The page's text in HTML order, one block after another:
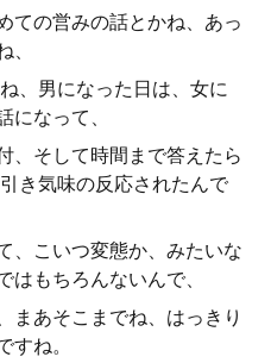
ての営みの話とかね、あっ
、男になった日は、女に
なって、
、そして時間まで答えたら
き気味の反応されたんで
、こいつ変態か、みたいな
もちろんないんで、
まあそこまでね、はっきり
ね。